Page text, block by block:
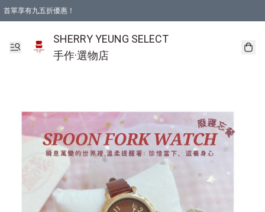
首單享有九五折優惠！
SHERRY YEUNG SELECT
手作·選物店